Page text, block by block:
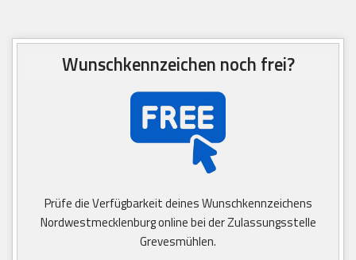
Wunschkennzeichen noch frei?
Prüfe die Verfügbarkeit deines Wunschkennzeichens
Nordwestmecklenburg online bei der Zulassungsstelle
Grevesmühlen.